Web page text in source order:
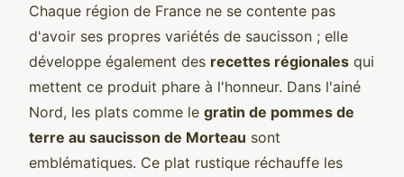
Chaque région de France ne se contente pas
d'avoir ses propres variétés de saucisson ; elle
développe également des recettes régionales qui
mettent ce produit phare à l'honneur. Dans l'ainé
Nord, les plats comme le gratin de pommes de
terre au saucisson de Morteau sont
emblématiques. Ce plat rustique réchauffe les